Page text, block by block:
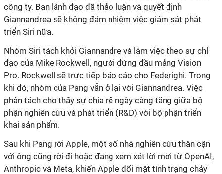
công ty. Ban lãnh đạo đã thảo luận và quyết định
Giannandrea sẽ không đảm nhiệm việc giám sát phát
triển Siri nữa.
Nhóm Siri tách khỏi Giannandre và làm việc theo sự chỉ
đạo của Mike Rockwell, người đứng đầu mảng Vision
Pro. Rockwell sẽ trực tiếp báo cáo cho Federighi. Trong
khi đó, nhóm của Pang vẫn ở lại với Giannandrea. Việc
phân tách cho thấy sự chia rẽ ngày càng tăng giữa bộ
phận nghiên cứu và phát triển (R&D) với bộ phận triển
khai sản phẩm.
Sau khi Pang rời Apple, một số nhà nghiên cứu thân cận
với ông cũng rời đi hoặc đang xem xét lời mời từ OpenAI,
Anthropic và Meta, khiến Apple đối mặt tình trạng chảy